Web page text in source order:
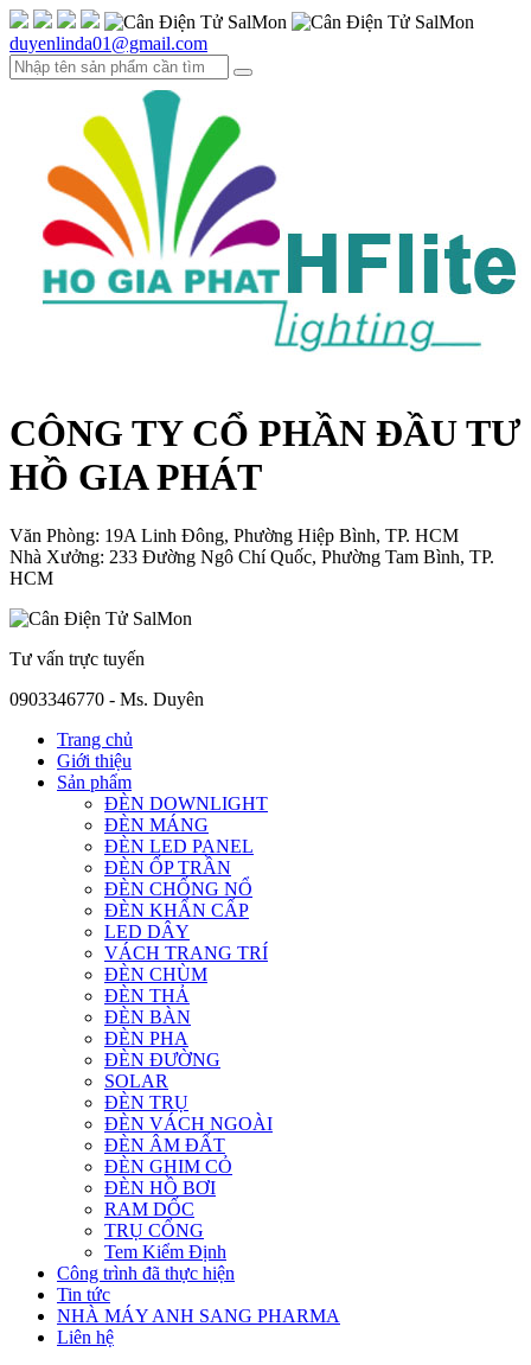
duyenlinda01@gmail.com
CÔNG TY CỔ PHẦN ĐẦU TƯ
HỒ GIA PHÁT
Văn Phòng: 19A Linh Đông, Phường Hiệp Bình, TP. HCM
Nhà Xưởng: 233 Đường Ngô Chí Quốc, Phường Tam Bình, TP.
HCM
Tư vấn trực tuyến
0903346770 - Ms. Duyên
Trang chủ
Giới thiệu
Sản phẩm
ĐÈN DOWNLIGHT
ĐÈN MÁNG
ĐÈN LED PANEL
ĐÈN ỐP TRẦN
ĐÈN CHỐNG NỔ
ĐÈN KHẨN CẤP
LED DÂY
VÁCH TRANG TRÍ
ĐÈN CHÙM
ĐÈN THẢ
ĐÈN BÀN
ĐÈN PHA
ĐÈN ĐƯỜNG
SOLAR
ĐÈN TRỤ
ĐÈN VÁCH NGOÀI
ĐÈN ÂM ĐẤT
ĐÈN GHIM CỎ
ĐÈN HỒ BƠI
RAM DỐC
TRỤ CỔNG
Tem Kiểm Định
Công trình đã thực hiện
Tin tức
NHÀ MÁY ANH SANG PHARMA
Liên hệ